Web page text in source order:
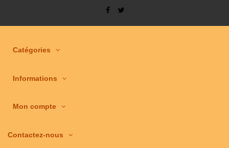
Catégories
Informations
Mon compte
Contactez-nous